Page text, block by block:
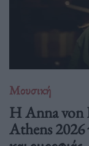
Μουσική
Η Anna von
Athens 2026